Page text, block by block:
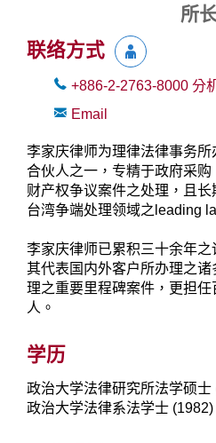
所
联络方式
+886-2-2763-8000 分
Email
李家庆律师为理律法律事务
合伙人之一，专精于政府采
财产权争议案件之处理，且
台湾争端处理领域之leading
李家庆律师已累积三十余年之
其代表国内外客户所办理之
理之重要里程碑案件，更担
人。
学历
政治大学法律研究所法学硕士
政治大学法律系法学士 (1982)